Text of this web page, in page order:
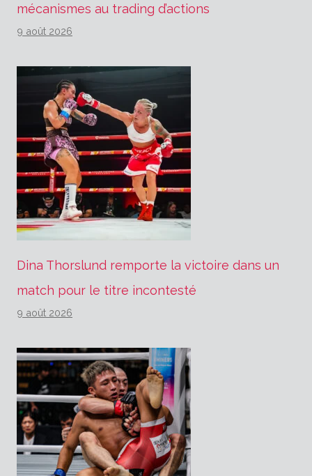
mécanismes au trading d’actions
9 août 2026
Dina Thorslund remporte la victoire dans un
match pour le titre incontesté
9 août 2026